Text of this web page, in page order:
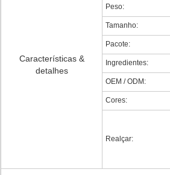
Características &
detalhes
Peso:
Tamanho:
Pacote:
Ingredientes:
OEM / ODM:
Cores:
Realçar: